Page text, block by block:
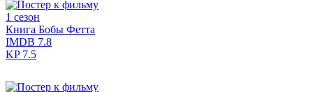
1 сезон
Книга Бобы Фетта
IMDB 7.8
KP7.5